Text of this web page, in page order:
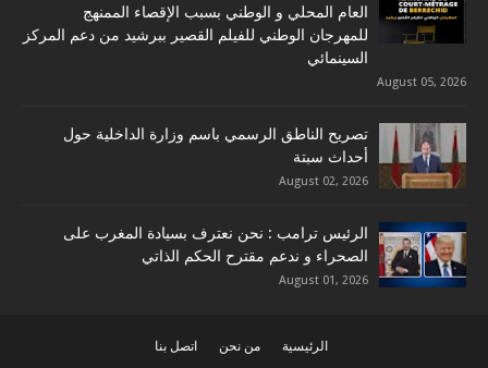
العام المحلي و الوطني بسبب الإقصاء الممنهج
للمهرجان الوطني للفيلم القصير ببرشيد من دعم المركز
السينمائي
August 05, 2026
تصريح الناطق الرسمي باسم وزارة الداخلية حول
أحداث سبتة
August 02, 2026
الرئيس ترامب : نحن نعترف بسيادة المغرب على
الصحراء و ندعم مقترح الحكم الذاتي
August 01, 2026
الرئيسية من نحن اتصل بنا